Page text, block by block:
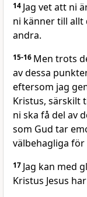
14 Jag vet att ni
ni känner till allt
andra.
15-16 Men trots
av dessa
eftersom jag
Kristus, särskilt
ni ska få del av
som Gud tar
välbehagliga
17 Jag kan med
Kristus Jesus